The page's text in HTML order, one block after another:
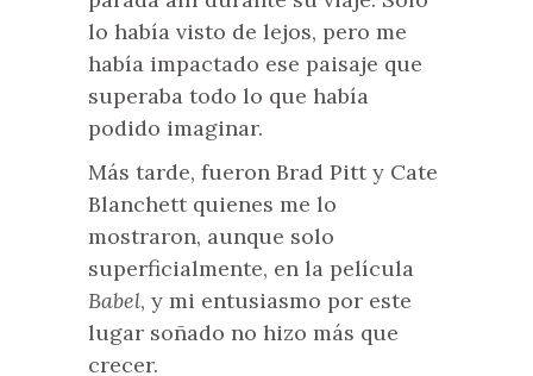
lo había visto de lejos, pero me
había impactado ese paisaje que
superaba todo lo que había
podido imaginar.
Más tarde, fueron Brad Pitt y Cate
Blanchett quienes me lo
mostraron, aunque solo
superficialmente, en la película
Babel, y mi entusiasmo por este
lugar soñado no hizo más que
crecer.